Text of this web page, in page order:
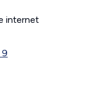
internet
9